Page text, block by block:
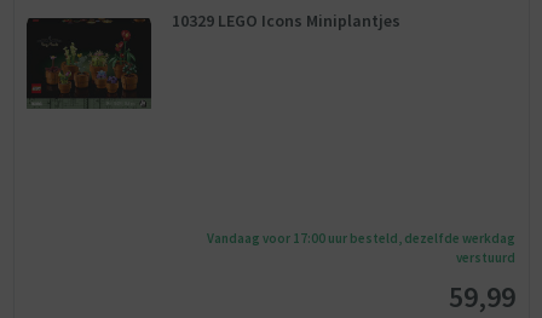
10329 LEGO Icons Miniplantjes
Vandaag voor 17:00 uur besteld, dezelfde werkdag
verstuurd
59,99